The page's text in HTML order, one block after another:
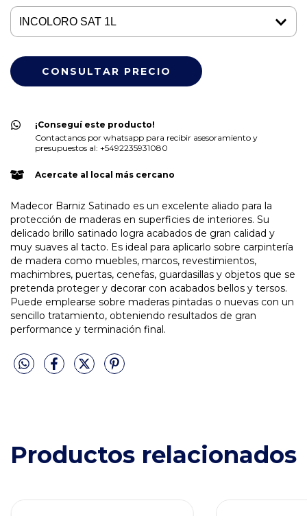
¡Conseguí este producto!
Contactanos por whatsapp para recibir asesoramiento y
presupuestos al: +5492235931080
Acercate al local más cercano
Madecor Barniz Satinado es un excelente aliado para la
protección de maderas en superficies de interiores. Su
delicado brillo satinado logra acabados de gran calidad y
muy suaves al tacto. Es ideal para aplicarlo sobre carpintería
de madera como muebles, marcos, revestimientos,
machimbres, puertas, cenefas, guardasillas y objetos que se
pretenda proteger y decorar con acabados bellos y tersos.
Puede emplearse sobre maderas pintadas o nuevas con un
sencillo tratamiento, obteniendo resultados de gran
performance y terminación final.
Productos relacionados